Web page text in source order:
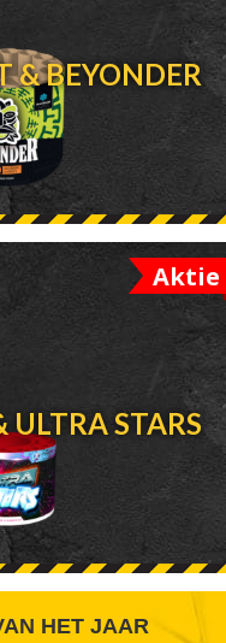
& BEYONDER
Aktie
ULTRA STARS
HET JAAR